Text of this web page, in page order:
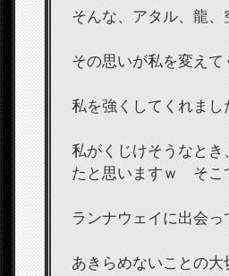
そんな、アタル、龍
その思いが私を変えて
私を強くしてくれまし
私がくじけそうなと
たと思いますｗ そこ
ランナウェイに出会っ
あきらめないことの